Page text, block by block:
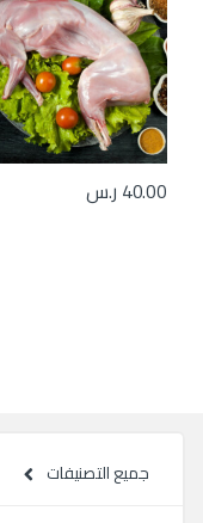
40.00 ر.س
جميع التصنيفات